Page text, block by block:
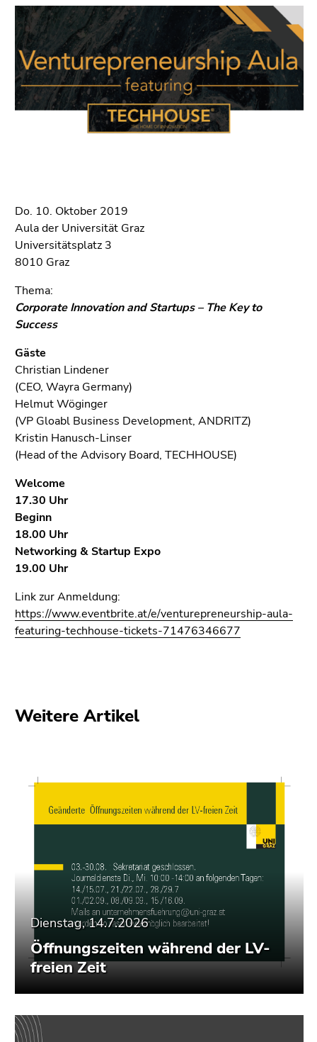
Sie diesen
Link.
Zum
Inhalt
(Zugriffstaste
Zur
Hauptnavigation
(Zugriffstaste
3)
den
Zusatzinformationen
(Zugriffstaste
Zu
den
Seiteneinstellungen
(Benutzer/Sprache)
(Zugriffstaste
8)
Zur
Suche
(Zugriffstaste
Seitenbereiche
Do. 10. Oktober 2019
Aula der Universität Graz
Universitätsplatz 3
8010 Graz
Thema:
Corporate Innovation and Startups – The Key to
Success
Gäste
Christian Lindener
(CEO, Wayra Germany)
Helmut Wöginger
(VP Gloabl Business Development, ANDRITZ)
Kristin Hanusch-Linser
(Head of the Advisory Board, TECHHOUSE)
Welcome
17.30 Uhr
Beginn
18.00 Uhr
Networking & Startup Expo
19.00 Uhr
Link zur Anmeldung:
https://www.eventbrite.at/e/venturepreneurship-aula-
featuring-techhouse-tickets-71476346677
Weitere Artikel
Dienstag, 14.7.2026
Öffnungszeiten während der LV-
freien Zeit